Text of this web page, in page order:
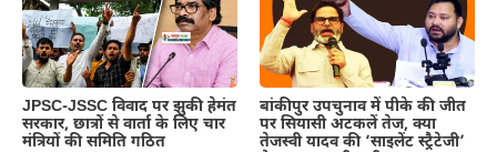
JPSC-JSSC विवाद पर झुकी हेमंत
सरकार, छात्रों से वार्ता के लिए चार
मंत्रियों की समिति गठित
बांकीपुर उपचुनाव में पीके की जीत
पर सियासी अटकलें तेज, क्या
तेजस्वी यादव की ‘साइलेंट स्ट्रैटेजी’